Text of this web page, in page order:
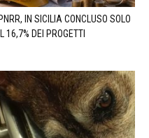
PNRR, IN SICILIA CONCLUSO SOLO
IL 16,7% DEI PROGETTI